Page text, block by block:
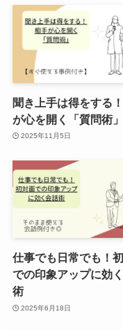
聞き上手は得をする
が心を開く「質問術」
2025年11月5日
仕事でも日常でも！
での印象アップに効
術
2025年6月18日